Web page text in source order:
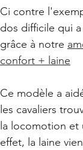
Ci contre
dos difficile qui
grâce à notre
confort + laine
Ce modèle a
les cavaliers
la locomotion et
effet, la laine